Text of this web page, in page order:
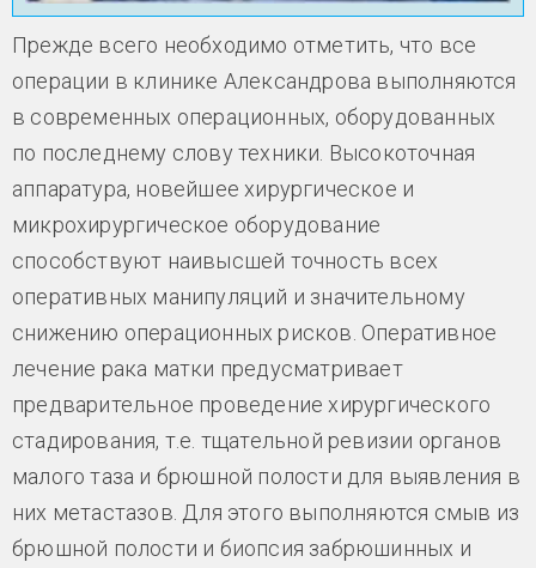
Прежде всего необходимо отметить, что все
операции в клинике Александрова выполняются
в современных операционных, оборудованных
по последнему слову техники. Высокоточная
аппаратура, новейшее хирургическое и
микрохирургическое оборудование
способствуют наивысшей точность всех
оперативных манипуляций и значительному
снижению операционных рисков. Оперативное
лечение рака матки предусматривает
предварительное проведение хирургического
стадирования, т.е. тщательной ревизии органов
малого таза и брюшной полости для выявления в
них метастазов. Для этого выполняются смыв из
брюшной полости и биопсия забрюшинных и